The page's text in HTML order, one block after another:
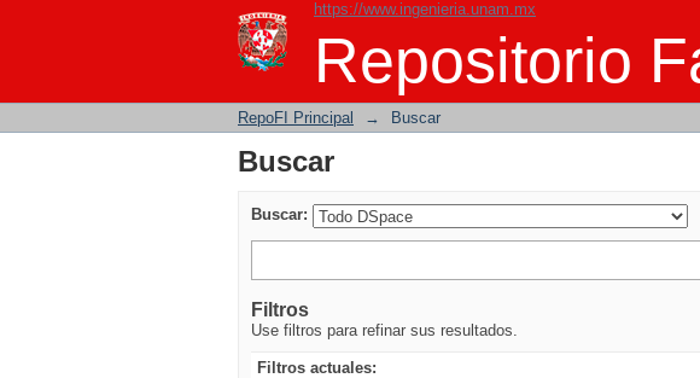
https://www.ingenieria.unam.mx
Repositorio
Buscar
RepoFI Principal → Buscar
Buscar
Buscar:
Filtros
Use filtros para refinar sus resultados.
Filtros actuales: